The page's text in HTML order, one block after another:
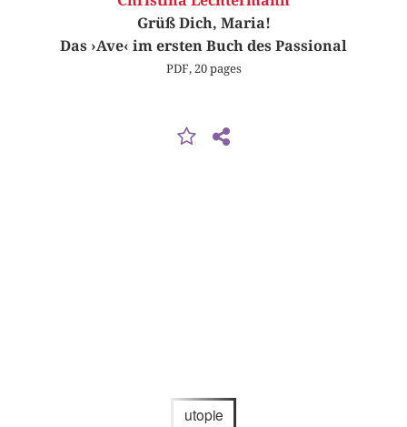
Grüß Dich, Maria!
Das ›Ave‹ im ersten Buch des Passional
PDF, 20 pages
utopie